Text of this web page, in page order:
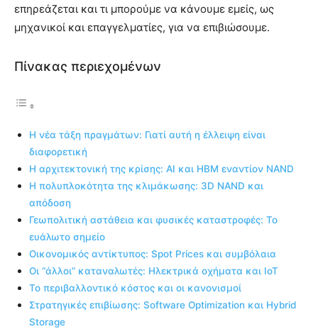
επηρεάζεται και τι μπορούμε να κάνουμε εμείς, ως
μηχανικοί και επαγγελματίες, για να επιβιώσουμε.
Πίνακας περιεχομένων
Η νέα τάξη πραγμάτων: Γιατί αυτή η έλλειψη είναι
διαφορετική
Η αρχιτεκτονική της κρίσης: AI και HBM εναντίον NAND
Η πολυπλοκότητα της κλιμάκωσης: 3D NAND και
απόδοση
Γεωπολιτική αστάθεια και φυσικές καταστροφές: Το
ευάλωτο σημείο
Οικονομικός αντίκτυπος: Spot Prices και συμβόλαια
Οι “άλλοι” καταναλωτές: Ηλεκτρικά οχήματα και IoT
Το περιβαλλοντικό κόστος και οι κανονισμοί
Στρατηγικές επιβίωσης: Software Optimization και Hybrid
Storage